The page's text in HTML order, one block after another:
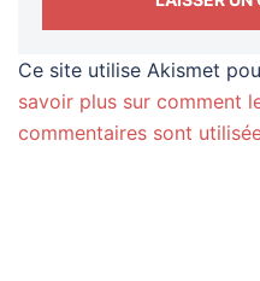
Ce site utilise Akismet
savoir plus sur comment
commentaires sont